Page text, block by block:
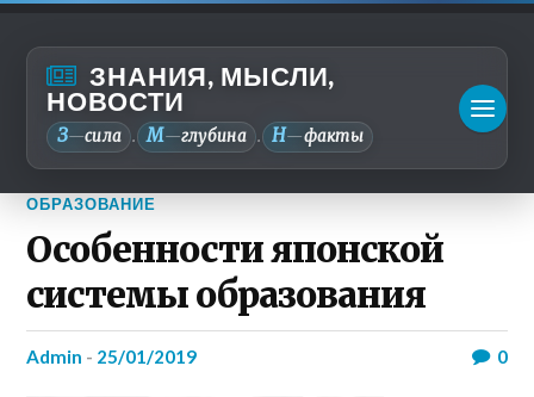
ЗНАНИЯ, МЫСЛИ,
НОВОСТИ
З—сила . М—глубина . Н—факты
ОБРАЗОВАНИЕ
Особенности японской
системы образования
admin - 25/01/2019 0